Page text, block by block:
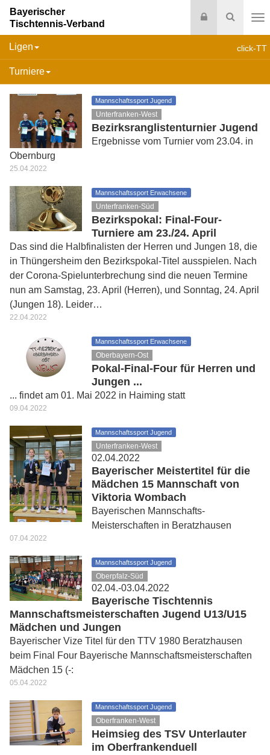
Suche
Login
Bayerischer
Tischtennis-Verband
click-TT
Ligen
Turniere
Mannschaftssport Jugend
Unterfranken-West
Bezirksranglistenturnier Jugend
Ergebnisse vom Turnier vom 23.04. in
Obernburg
25.04.2022
Mannschaftssport Erwachsene
Unterfranken-Süd
Bezirkspokal: Final-Four-
Turniere am 23./24. April
Das sind die Halbfinalisten der Herren und Jungen 18, die
in Thüngersheim den Bezirkspokal-Titel ausspielen. Nach
der Corona-Spielunterbrechung sind die neuen Termine
nun am Samstag, 23. April (Herren), und Sonntag, 24. April
(Jungen 18). Leider…
22.04.2022
Mannschaftssport Erwachsene
Oberbayern-Ost
Pokal-Final-Four für Herren und
Jungen ...
... findet am 01. Mai 2022 in Haiming statt
09.04.2022
Mannschaftssport Jugend
Unterfranken-West
02.04.2022
Bayerischer Meistertitel für die
Mädchen 15 Mannschaft von
Viktoria Wombach
Bayerischen Mannschafts-
Meisterschaften in Beratzhausen
07.04.2022
Mannschaftssport Jugend
Oberpfalz-Süd
02.04.-03.04.2022
Bayerische Tischtennis
Mannschaftsmeisterschaften Jugend U13/U15
Mädchen und Jungen
Bayerischer Vize Titel für den TTV 1980 Beratzhausen
beim Final Four Bayerische Mannschaftsmeisterschaften
Mädchen 15 (-:
05.04.2022
Mannschaftssport Jugend
Oberfranken-West
Heimsieg des TSV Unterlauter
im Oberfrankenduell